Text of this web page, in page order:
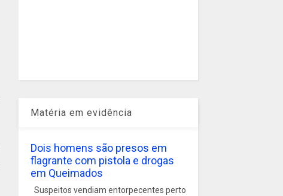
Matéria em evidência
Dois homens são presos em
flagrante com pistola e drogas
em Queimados
Suspeitos vendiam entorpecentes perto